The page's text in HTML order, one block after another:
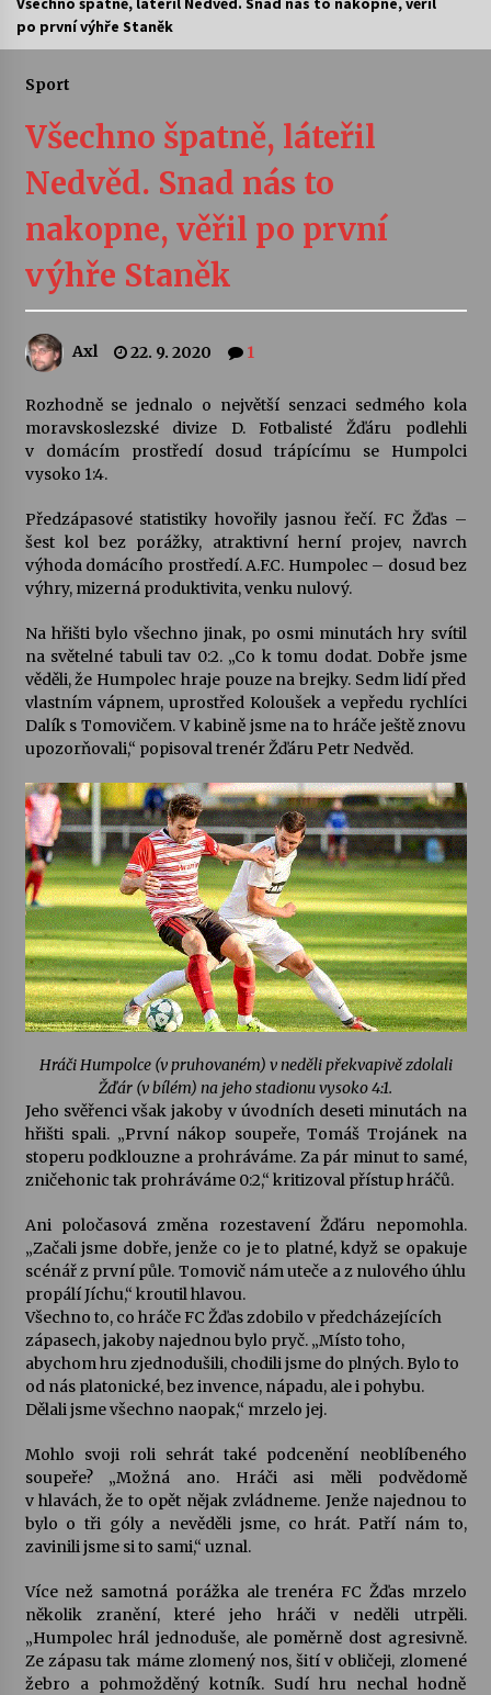
Letní koncerty ve Stromovce: Ars Camerata a
Vernisáž výstavy Josefíny Duškové: Stávám se
kapkou
30. 7. 2026
Veselí muzikanti
30. 7. 2026
šedesátka: 28. 7.–1. 8. 2026
Letní koncerty ve Stromovce: Kolchoz a
Jenakaši
Votavžatský ploty
23. 7. 2026
Letní koncerty ve Stromovce: Rufus Miller
22. 7. 2026
17. 7. 2026
Ozvěny prázdnin
14. 7. 2026
Za kulturou kousek za Humpolec. V Želivě ožije
odkaz Josefa Čapka
13. 7. 2026
Varhanní recitál Michala Novenka v Klášteře
Želiv
3. 7. 2026
Petr Adamec – Malovaný svět
30. 6. 2026
po první výhře Staněk
Sport
Všechno špatně, láteřil
Nedvěd. Snad nás to
nakopne, věřil po první
výhře Staněk
Axl 22. 9. 2020 1
Rozhodně se jednalo o největší senzaci sedmého kola
moravskoslezské divize D. Fotbalisté Žďáru podlehli
v domácím prostředí dosud trápícímu se Humpolci
vysoko 1:4.
Předzápasové statistiky hovořily jasnou řečí. FC Žďas –
šest kol bez porážky, atraktivní herní projev, navrch
výhoda domácího prostředí. A.F.C. Humpolec – dosud bez
výhry, mizerná produktivita, venku nulový.
Na hřišti bylo všechno jinak, po osmi minutách hry svítil
na světelné tabuli tav 0:2. „Co k tomu dodat. Dobře jsme
věděli, že Humpolec hraje pouze na brejky. Sedm lidí před
vlastním vápnem, uprostřed Koloušek a vepředu rychlíci
Dalík s Tomovičem. V kabině jsme na to hráče ještě znovu
upozorňovali,“ popisoval trenér Žďáru Petr Nedvěd.
Hráči Humpolce (v pruhovaném) v neděli překvapivě zdolali
Žďár (v bílém) na jeho stadionu vysoko 4:1.
Jeho svěřenci však jakoby v úvodních deseti minutách na
hřišti spali. „První nákop soupeře, Tomáš Trojánek na
stoperu podklouzne a prohráváme. Za pár minut to samé,
zničehonic tak prohráváme 0:2,“ kritizoval přístup hráčů.
Ani poločasová změna rozestavení Žďáru nepomohla.
„Začali jsme dobře, jenže co je to platné, když se opakuje
scénář z první půle. Tomovič nám uteče a z nulového úhlu
propálí Jíchu,“ kroutil hlavou.
Všechno to, co hráče FC Žďas zdobilo v předcházejících
zápasech, jakoby najednou bylo pryč. „Místo toho,
abychom hru zjednodušili, chodili jsme do plných. Bylo to
od nás platonické, bez invence, nápadu, ale i pohybu.
Dělali jsme všechno naopak,“ mrzelo jej.
Mohlo svoji roli sehrát také podcenění neoblíbeného
soupeře? „Možná ano. Hráči asi měli podvědomě
v hlavách, že to opět nějak zvládneme. Jenže najednou to
bylo o tři góly a nevěděli jsme, co hrát. Patří nám to,
zavinili jsme si to sami,“ uznal.
Více než samotná porážka ale trenéra FC Žďas mrzelo
několik zranění, které jeho hráči v neděli utrpěli.
„Humpolec hrál jednoduše, ale poměrně dost agresivně.
Ze zápasu tak máme zlomený nos, šití v obličeji, zlomené
žebro a pohmožděný kotník. Sudí hru nechal hodně